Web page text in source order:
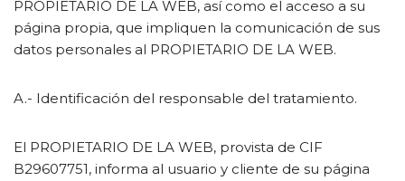
PROPIETARIO DE LA WEB, así como el acceso a su
página propia, que impliquen la comunicación de sus
datos personales al PROPIETARIO DE LA WEB.
A.- Identificación del responsable del tratamiento.
El PROPIETARIO DE LA WEB, provista de CIF
B29607751, informa al usuario y cliente de su página